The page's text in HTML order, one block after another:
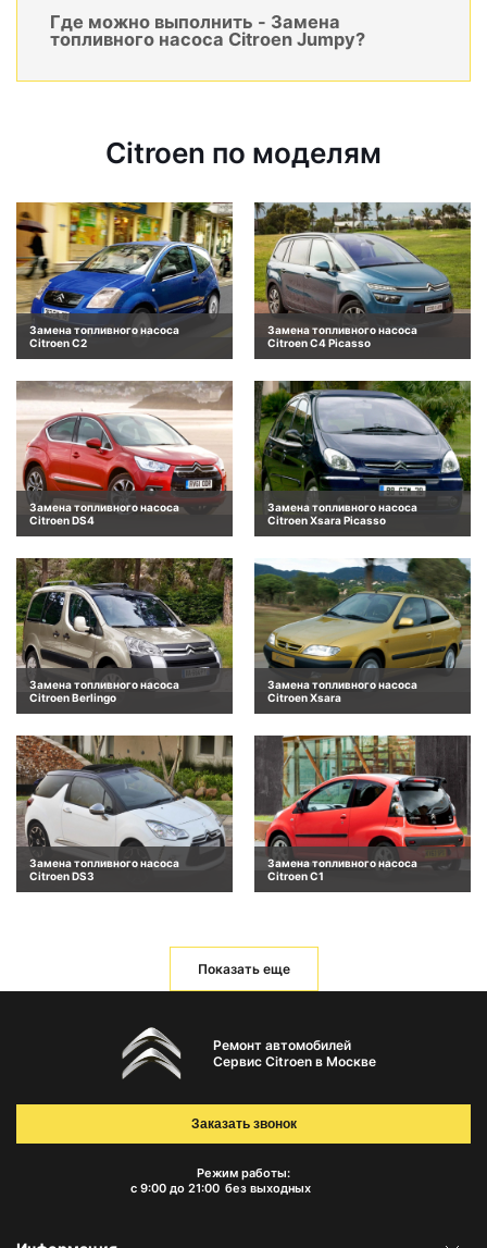
Где можно выполнить - Замена
топливного насоса Citroen Jumpy?
Citroen по моделям
Замена топливного насоса
Citroen C2
Замена топливного насоса
Citroen C4 Picasso
Замена топливного насоса
Citroen DS4
Замена топливного насоса
Citroen Xsara Picasso
Замена топливного насоса
Citroen Berlingo
Замена топливного насоса
Citroen Xsara
Замена топливного насоса
Citroen DS3
Замена топливного насоса
Citroen C1
Показать еще
Ремонт автомобилей
Сервис Citroen в Москве
Режим работы:
с 9:00 до 21:00 без выходных
Заказать звонок